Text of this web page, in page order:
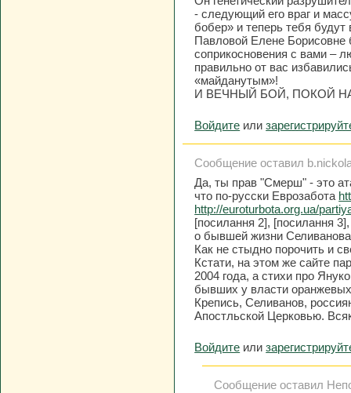
- следующий его враг и
бобер» и теперь тебя
Павловой Елене Борисовне
соприкосновения с вами –
правильно от вас
«майданутым»!
И ВЕЧНЫЙ БОЙ, ПОКОЙ
Войдите или
Сообщение оставил
Да, ты прав "Смерш" - это
что по-русски Еврозабота
http://euroturbota.org.ua/
[посилання 2], [посилання
о бывшей жизни
Как не стыдно порочить и
Кстати, на этом же сайте
2004 года, а стихи про
бывших у власти
Крепись, Селиванов,
Апостльской Церковью.
Войдите или
Сообщение оставил